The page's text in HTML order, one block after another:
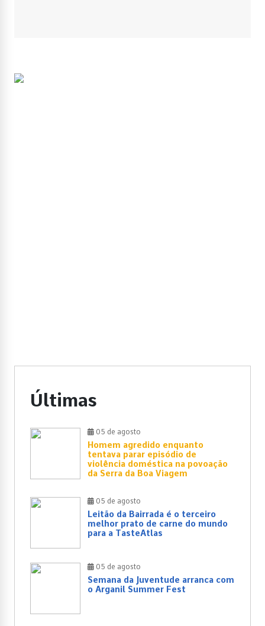
Últimas
05 de agosto
Homem agredido enquanto
tentava parar episódio de
violência doméstica na povoação
da Serra da Boa Viagem
05 de agosto
Leitão da Bairrada é o terceiro
melhor prato de carne do mundo
para a TasteAtlas
05 de agosto
Semana da Juventude arranca com
o Arganil Summer Fest